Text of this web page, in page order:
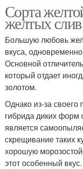
Сорта
желтых слив
Большую любовь
вкуса,
Основной
который отдает
золотом.
Однако из-за
гибрида диких
является
скрещивание таких
хорошую
этот особенный вкус.